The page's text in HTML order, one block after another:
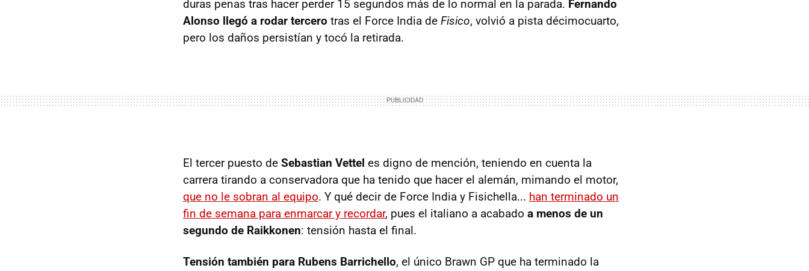
duras penas tras hacer perder 15 segundos más de lo normal en la parada. Fernando
Alonso llegó a rodar tercero tras el Force India de Fisico, volvió a pista décimocuarto,
pero los daños persistían y tocó la retirada.
El tercer puesto de Sebastian Vettel es digno de mención, teniendo en cuenta la
carrera tirando a conservadora que ha tenido que hacer el alemán, mimando el motor,
que no le sobran al equipo. Y qué decir de Force India y Fisichella... han terminado un
fin de semana para enmarcar y recordar, pues el italiano a acabado a menos de un
segundo de Raikkonen: tensión hasta el final.
Tensión también para Rubens Barrichello, el único Brawn GP que ha terminado la